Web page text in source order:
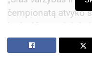
čempionatą atvyko
kurių 42 sportininkai
Renaldas šioje
– sakė R.